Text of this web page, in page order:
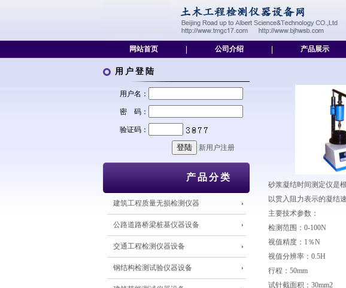
网站首页
公司介绍 产品展示
用户登陆
用户名：
密 码：
验证码：
新用户注册
产品分类
建筑工程质量无损检测仪器
公路道路桥梁桩基仪器设备
交通工程检测仪器设备
钢结构检测试验仪器设备
砂浆凝结时间测定仪是
以贯入阻力表示的凝结
主要技术参数：
检测范围：0-100N
视值精度：1％N
视值分辨率：0.5H
行程：50mm
试针截面积：30mm2